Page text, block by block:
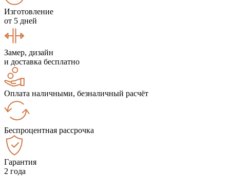
Изготовление
от 5 дней
Замер, дизайн
и доставка бесплатно
Оплата наличными, безналичный расчёт
Беспроцентная рассрочка
Гарантия
2 года